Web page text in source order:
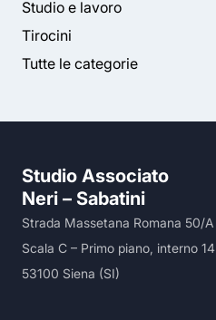
Studio e lavoro
Tirocini
Tutte le categorie
Studio Associato
Neri – Sabatini
Strada Massetana Romana 50/A
Scala C – Primo piano, interno 14
53100 Siena (SI)